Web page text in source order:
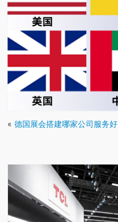
« 德国展会搭建哪家公司服务好